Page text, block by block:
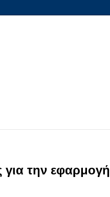
την εφαρμογή